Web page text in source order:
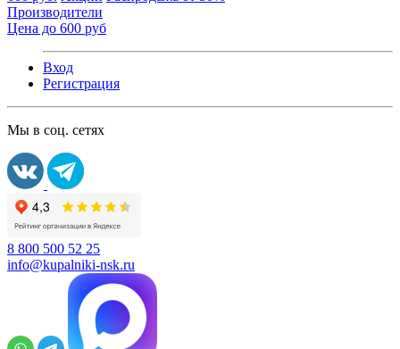
Производители
Цена до 600 руб
Вход
Регистрация
Мы в соц. сетях
8 800 500 52 25
info@kupalniki-nsk.ru